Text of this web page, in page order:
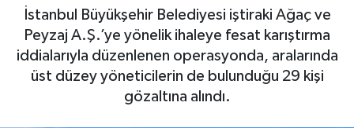
İstanbul Büyükşehir Belediyesi iştiraki Ağaç ve
Peyzaj A.Ş.’ye yönelik ihaleye fesat karıştırma
iddialarıyla düzenlenen operasyonda, aralarında
üst düzey yöneticilerin de bulunduğu 29 kişi
gözaltına alındı.